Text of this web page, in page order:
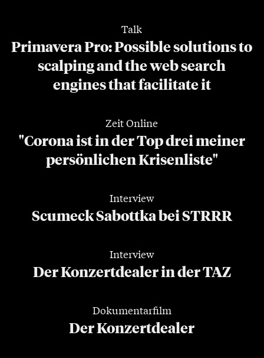
Talk
Primavera Pro: Possible solutions to
scalping and the web search
engines that facilitate it
Zeit Online
"Corona ist in der Top drei meiner
persönlichen Krisenliste"
Interview
Scumeck Sabottka bei STRRR
Interview
Der Konzertdealer in der TAZ
Dokumentarfilm
Der Konzertdealer